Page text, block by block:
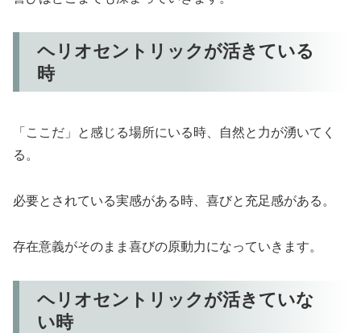
ヘリオセントリックが活きている
時
「ここだ」と感じる場所にいる時、自然と力が湧いてく
る。
必要とされている実感がある時、喜びと充足感がある。
存在意義がそのまま喜びの原動力になっていきます。
ヘリオセントリックが活きていな
い時